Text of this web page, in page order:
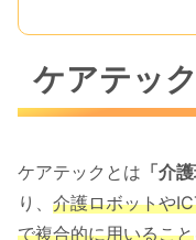
ケアテッ
ケアテックとは 「介
り、 介護ロボットや
で複合的に用いること